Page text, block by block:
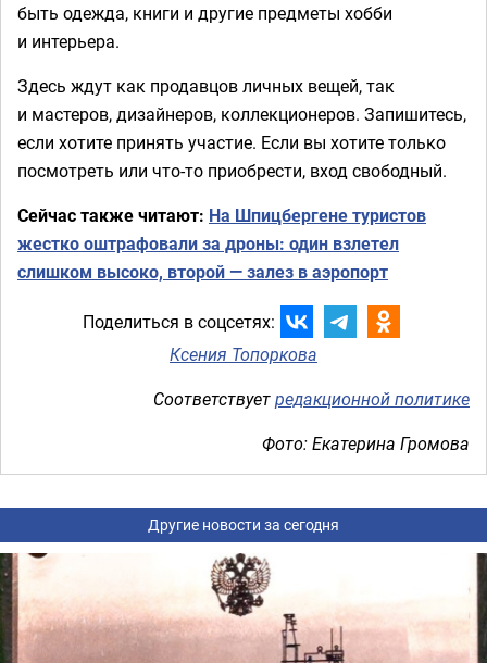
быть одежда, книги и другие предметы хобби
и интерьера.
Здесь ждут как продавцов личных вещей, так
и мастеров, дизайнеров, коллекционеров. Запишитесь,
если хотите принять участие. Если вы хотите только
посмотреть или что-то приобрести, вход свободный.
Сейчас также читают: На Шпицбергене туристов
жестко оштрафовали за дроны: один взлетел
слишком высоко, второй — залез в аэропорт
Поделиться в соцсетях:
Ксения Топоркова
Соответствуетредакционной политике
Фото: Екатерина Громова
Другие новости за сегодня